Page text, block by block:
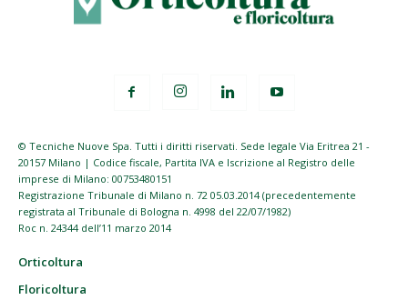
© Tecniche Nuove Spa. Tutti i diritti riservati. Sede legale Via Eritrea 21 -
20157 Milano | Codice fiscale, Partita IVA e Iscrizione al Registro delle
imprese di Milano: 00753480151
Registrazione Tribunale di Milano n. 72 05.03.2014 (precedentemente
registrata al Tribunale di Bologna n. 4998 del 22/07/1982)
Roc n. 24344 dell’11 marzo 2014
Orticoltura
Floricoltura